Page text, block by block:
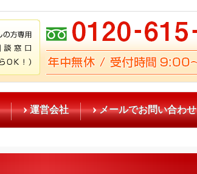
運営会社 メールでお問い合わせ